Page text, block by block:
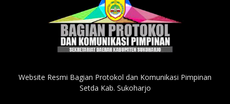
Website Resmi Bagian Protokol dan Komunikasi Pimpinan
Setda Kab. Sukoharjo